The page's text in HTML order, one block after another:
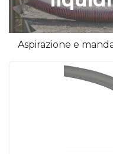
Aspirazione e